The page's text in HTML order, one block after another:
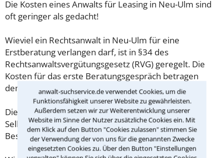
anwalt-suchservice.de verwendet Cookies, um die
Funktionsfähigkeit unserer Website zu gewährleisten.
Außerdem setzen wir zur Weiterentwicklung unserer
Website im Sinne der Nutzer zusätzliche Cookies ein. Mit
dem Klick auf den Button "Cookies zulassen" stimmen Sie
der Verwendung der von uns für die genannten Zwecke
eingesetzten Cookies zu. Über den Button "Einstellungen
Die Kosten eines Anwalts für Leasing in Neu-Ulm sind
oft geringer als gedacht!
Wieviel ein Rechtsanwalt in Neu-Ulm für eine
Erstberatung verlangen darf, ist in §34 des
Rechtsanwaltsvergütungsgesetz (RVG) geregelt. Die
Kosten für das erste Beratungsgespräch betragen
demnach maximal 190,00 € zzgl. MwSt.
Diese Regelung gilt jedoch nur für Verbraucher. Für
Selbstständige oder Freiberufler gilt diese
Beschränkung nicht.